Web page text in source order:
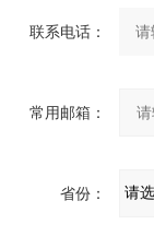
联系电话：
常用邮箱：
省份：